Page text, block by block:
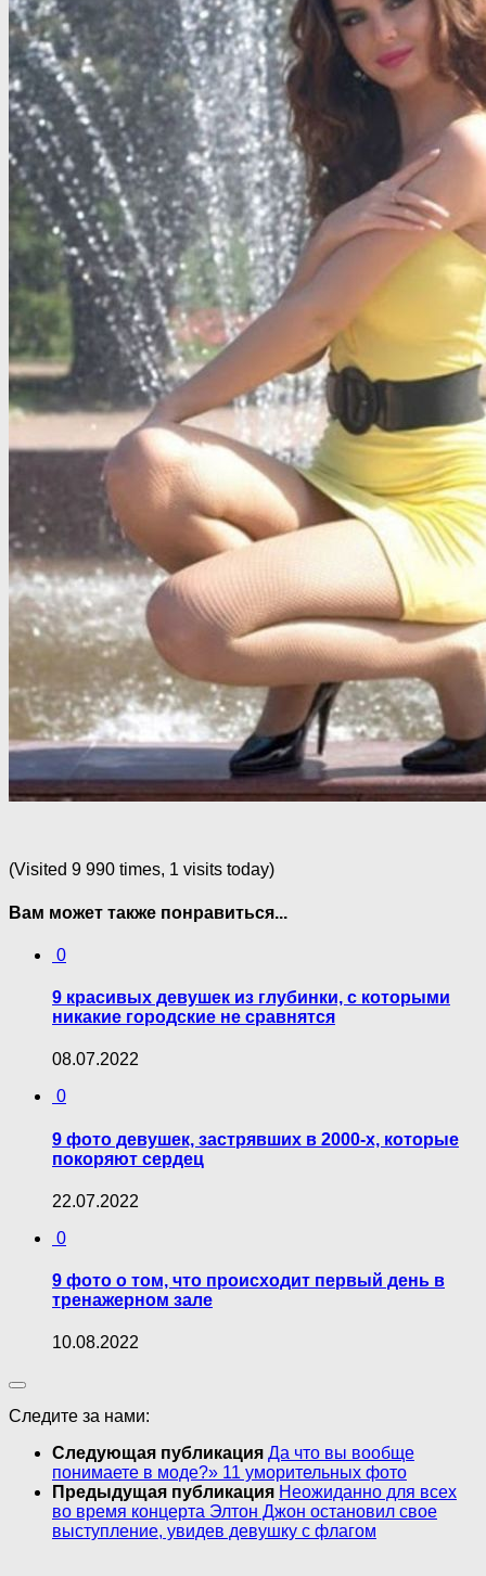
(Visited 9 990 times, 1 visits today)
Вам может также понравиться...
0
9 красивых девушек из глубинки, с которыми
никакие городские не сравнятся
08.07.2022
0
9 фото девушек, застрявших в 2000-х, которые
покоряют сердец
22.07.2022
0
9 фото о том, что происходит первый день в
тренажерном зале
10.08.2022
Следите за нами:
Следующая публикация Да что вы вообще
понимаете в моде?» 11 уморительных фото
Предыдущая публикация Неожиданно для всех
во время концерта Элтон Джон остановил свое
выступление, увидев девушку с флагом